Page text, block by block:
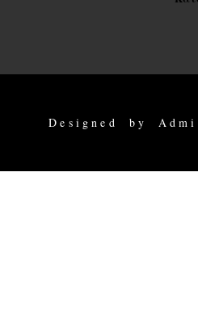
Designed by